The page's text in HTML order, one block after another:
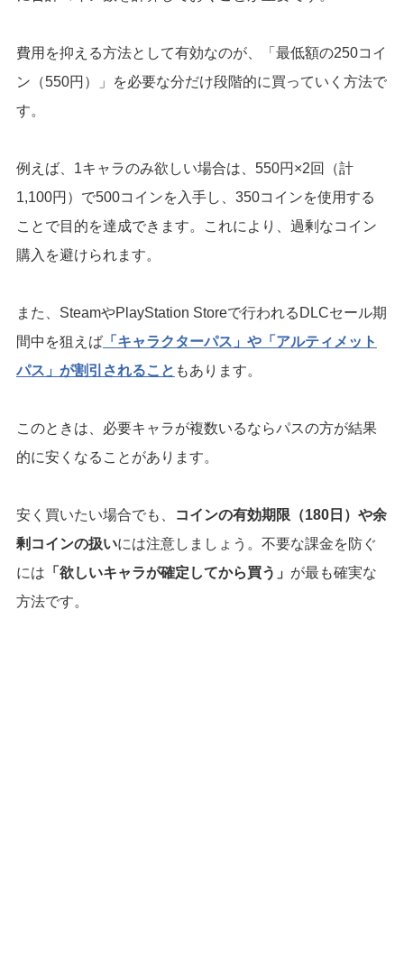
費用を抑える方法として有効なのが、「最低額の250コイ
ン（550円）」を必要な分だけ段階的に買っていく方法で
す。
例えば、1キャラのみ欲しい場合は、550円×2回（計
1,100円）で500コインを入手し、350コインを使用する
ことで目的を達成できます。これにより、過剰なコイン
購入を避けられます。
また、SteamやPlayStation Storeで行われるDLCセール期
間中を狙えば「キャラクターパス」や「アルティメット
パス」が割引されること もあります。
このときは、必要キャラが複数いるならパスの方が結果
的に安くなることがあります。
安く買いたい場合でも、
コインの有効期限（180日）や余
剰コインの扱いには注意しましょう。不要な課金を防ぐ
には 「欲しいキャラが確定してから買う」 が最も確実な
方法です。